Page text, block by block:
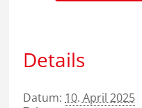
Details
Datum: 10. April 2025